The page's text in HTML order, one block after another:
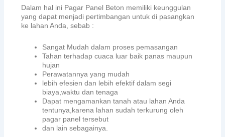
Dalam hal ini Pagar Panel Beton memiliki keunggulan
yang dapat menjadi pertimbangan untuk di pasangkan
ke lahan Anda, sebab :
Sangat Mudah dalam proses pemasangan
Tahan terhadap cuaca luar baik panas maupun
hujan
Perawatannya yang mudah
lebih efesien dan lebih efektif dalam segi
biaya,waktu dan tenaga
Dapat mengamankan tanah atau lahan Anda
tentunya,karena lahan sudah terkurung oleh
pagar panel tersebut
dan lain sebagainya.